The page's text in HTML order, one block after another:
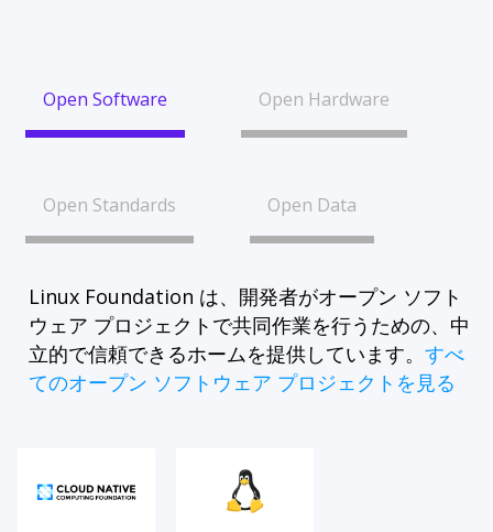
Open Software Open Hardware
Open Standards Open Data
Linux Foundation は、開発者がオープン ソフト
ウェア プロジェクトで共同作業を行うための、中
立的で信頼できるホームを提供しています。 すべ
てのオープン ソフトウェア プロジェクトを見る